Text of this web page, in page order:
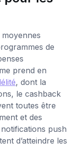
de
prend en
, dont la
le cashback
toutes être
et des
push
d’atteindre les